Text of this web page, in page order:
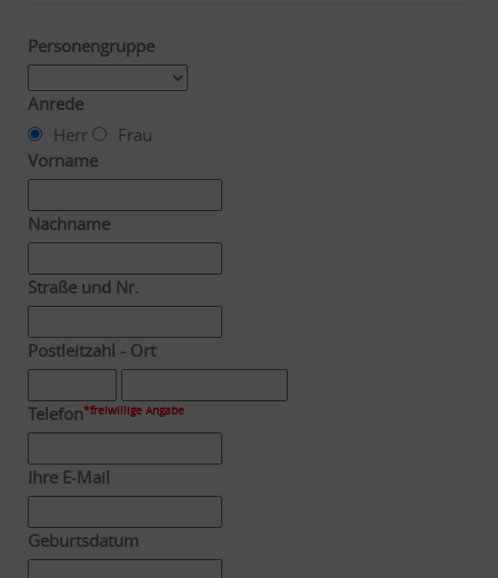
Personengruppe
Anrede
Herr
Frau
Vorname
Nachname
Straße und Nr.
Postleitzahl - Ort
Telefon*freiwillige Angabe
Ihre E-Mail
Geburtsdatum